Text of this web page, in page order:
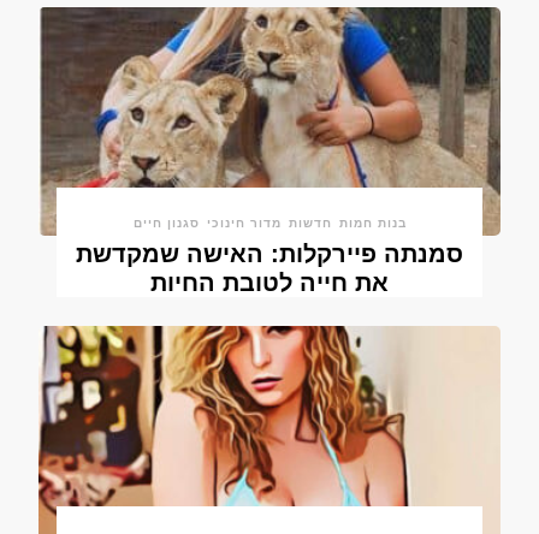
בנות חמות חדשות מדור חינוכי סגנון חיים
סמנתה פיירקלות: האישה שמקדשת
את חייה לטובת החיות